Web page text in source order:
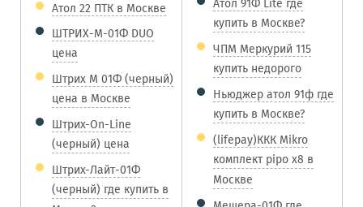
Атол 22 ПТК в Москве
ШТРИХ-М-01Ф DUO
цена
Штрих М 01Ф (черный)
цена в Москве
Штрих-On-Line
(черный) цена
Штрих-Лайт-01Ф
(черный) где купить в
Атол 91Ф Lite где
купить в Москве?
ЧПМ Меркурий 115
купить недорого
Ньюджер атол 91ф где
купить в Москве?
(lifepay)ККК Mikro
комплект pipo x8 в
Москве